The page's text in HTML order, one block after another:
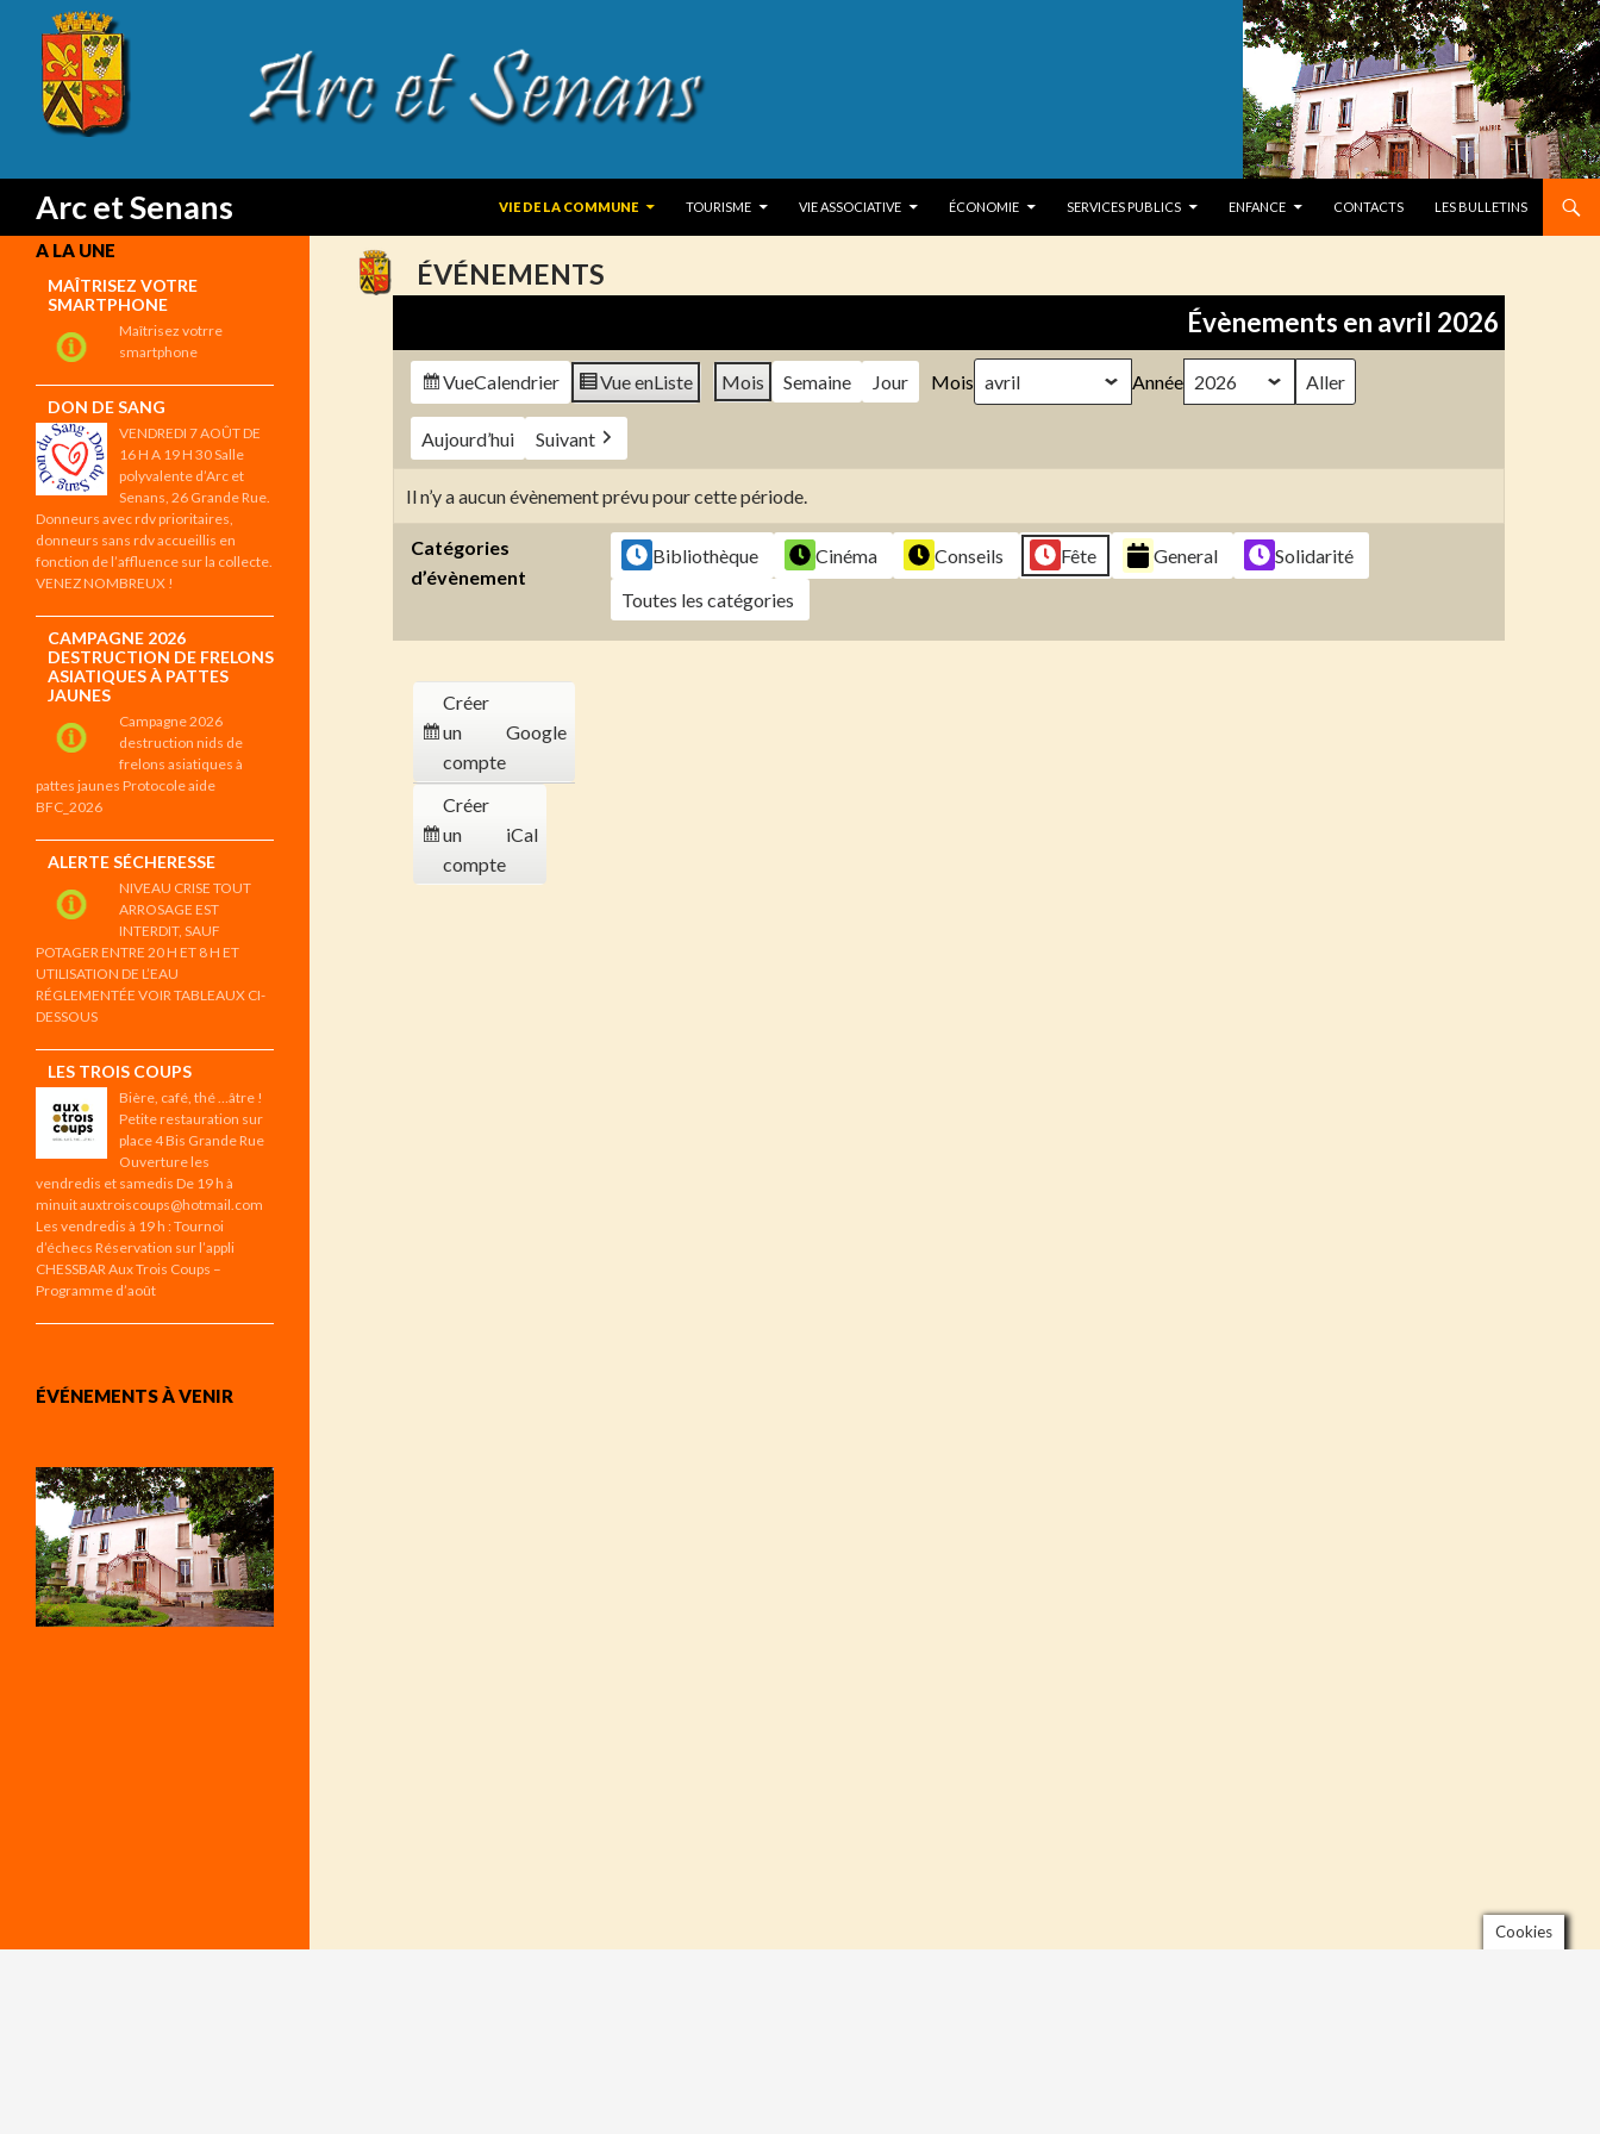
Arc et Senans
Search
VIE DE LA COMMUNE
TOURISME VIE ASSOCIATIVE ÉCONOMIE SERVICES PUBLICS ENFANCE CONTACTS LES BULLETINS
ÉVÉNEMENTS
Évènements en avril 2026
VueCalendrier Vue enListe Mois Semaine Jour Mois Année
Aujourd’hui Suivant
Il n’y a aucun évènement prévu pour cette période.
Catégories
d’évènement
Bibliothèque Cinéma Conseils Fête General
Solidarité
Toutes les catégories
Créer
un
compte
Google
Créer
un
compte
iCal
A LA UNE
MAÎTRISEZ VOTRE
SMARTPHONE
Maîtrisez votrre
smartphone
DON DE SANG
VENDREDI 7 AOÛT DE
16 H A 19 H 30 Salle
polyvalente d’Arc et
Senans, 26 Grande Rue.
Donneurs avec rdv prioritaires,
donneurs sans rdv accueillis en
fonction de l’affluence sur la collecte.
VENEZ NOMBREUX !
CAMPAGNE 2026
DESTRUCTION DE FRELONS
ASIATIQUES À PATTES
JAUNES
Campagne 2026
destruction nids de
frelons asiatiques à
pattes jaunes Protocole aide
BFC_2026
ALERTE SÉCHERESSE
NIVEAU CRISE TOUT
ARROSAGE EST
INTERDIT, SAUF
POTAGER ENTRE 20 H ET 8 H ET
UTILISATION DE L’EAU
RÉGLEMENTÉE VOIR TABLEAUX CI-
DESSOUS
LES TROIS COUPS
Bière, café, thé …âtre !
Petite restauration sur
place 4 Bis Grande Rue
Ouverture les
vendredis et samedis De 19 h à
minuit auxtroiscoups@hotmail.com
Les vendredis à 19 h : Tournoi
d’échecs Réservation sur l’appli
CHESSBAR Aux Trois Coups –
Programme d’août
ÉVÉNEMENTS À VENIR
Cookies